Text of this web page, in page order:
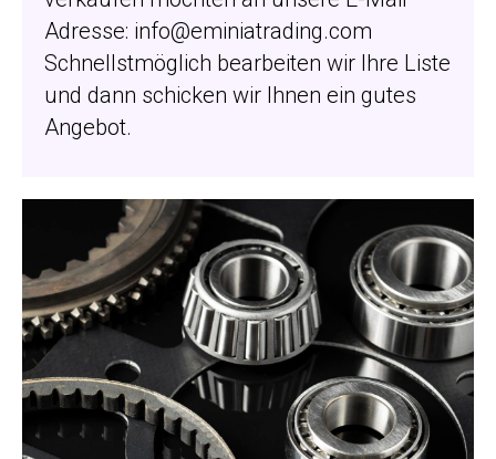
Adresse: info@eminiatrading.com
Schnellstmöglich bearbeiten wir Ihre Liste
und dann schicken wir Ihnen ein gutes
Angebot.